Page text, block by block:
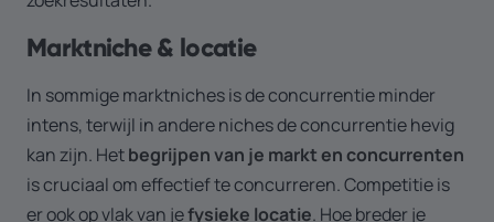
Marktniche & locatie
In sommige marktniches is de concurrentie minder
intens, terwijl in andere niches de concurrentie hevig
kan zijn. Hetbegrijpen van je markt en concurrenten
is cruciaal om effectief te concurreren. Competitie is
er ook op vlak van jefysieke locatie. Hoe breder je